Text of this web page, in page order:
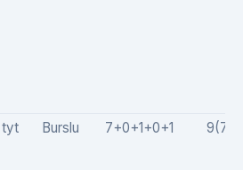
tyt Burslu 7+0+1+0+1